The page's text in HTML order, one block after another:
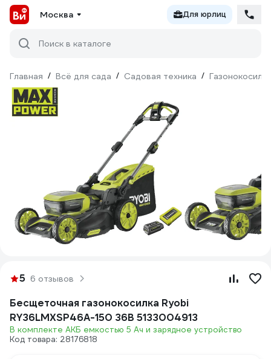
Москва Для юрлиц
Поиск в каталоге
Главная / Всё для сада / Садовая техника / Газонокосилки
5 6 отзывов
Бесщеточная газонокосилка Ryobi
RY36LMXSP46A-150 36В 5133004913
В комплекте АКБ емкостью 5 Ач и зарядное устройство
Код товара: 28176818